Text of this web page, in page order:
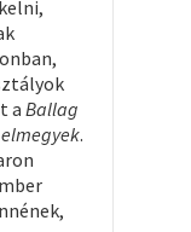
a Ballag
.